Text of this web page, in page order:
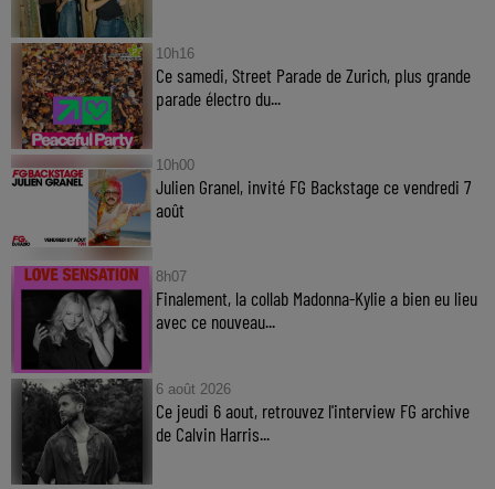
10h16
Ce samedi, Street Parade de Zurich, plus grande
parade électro du...
10h00
Julien Granel, invité FG Backstage ce vendredi 7
août
8h07
Finalement, la collab Madonna-Kylie a bien eu lieu
avec ce nouveau...
6 août 2026
Ce jeudi 6 aout, retrouvez l'interview FG archive
de Calvin Harris...